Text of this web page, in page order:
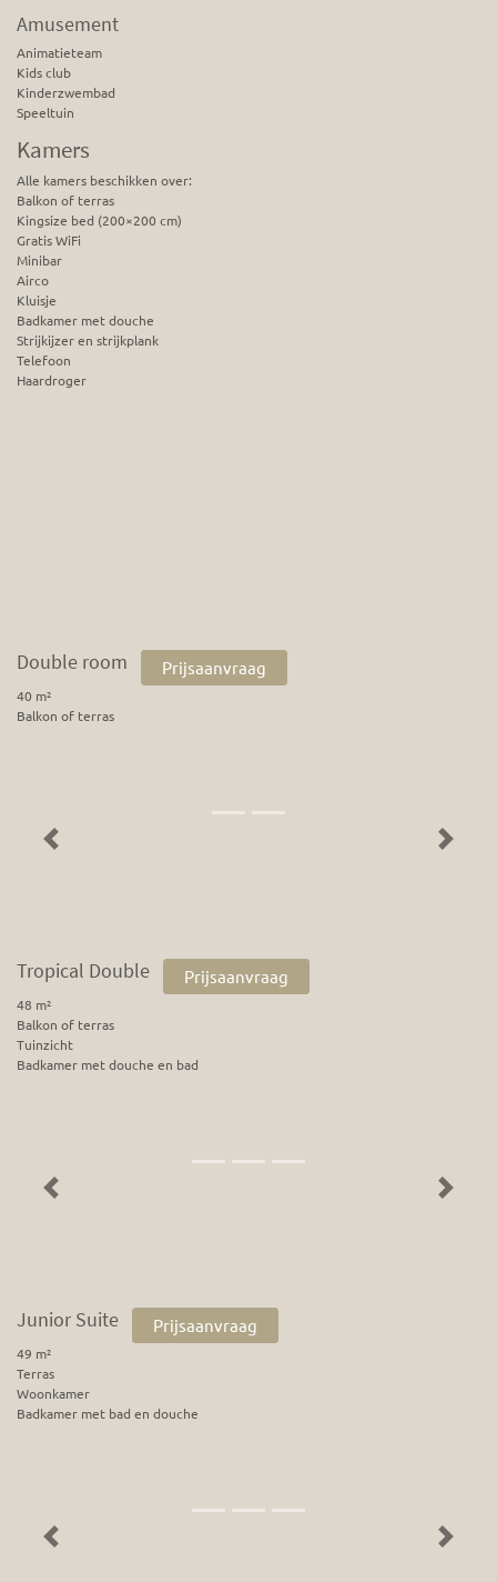
Amusement
Animatieteam
Kids club
Kinderzwembad
Speeltuin
Kamers
Alle kamers beschikken over:
Balkon of terras
Kingsize bed (200×200 cm)
Gratis WiFi
Minibar
Airco
Kluisje
Badkamer met douche
Strijkijzer en strijkplank
Telefoon
Haardroger
Double room Prijsaanvraag
40 m²
Balkon of terras
Previous Next
Tropical Double Prijsaanvraag
48 m²
Balkon of terras
Tuinzicht
Badkamer met douche en bad
Previous Next
Junior Suite Prijsaanvraag
49 m²
Terras
Woonkamer
Badkamer met bad en douche
Previous Next